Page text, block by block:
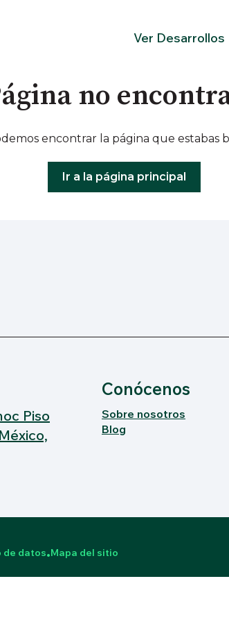
Ver Desarrollos
no
encontrar la página que estabas
Ir a la página principal
Piso
Conócenos
Sobre nosotros
Blog
de datos•Mapa del sitio